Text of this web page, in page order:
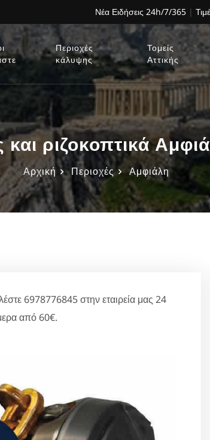
Νέα Ειδήσεις 24h/7/365 |
Περιοχές
κάλυψης
Τομείς
Αττικής
ριζοκοπτικά
Αρχική Περιοχές Αμφιάλη
6978776845 στην εταιρεία μας 24
από 60€.